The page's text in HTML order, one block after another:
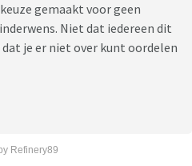
gemaakt voor geen
Niet dat iedereen dit
je er niet over kunt oordelen
Refinery89